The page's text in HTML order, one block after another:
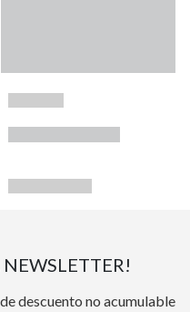
NEWSLETTER!
descuento no acumulable